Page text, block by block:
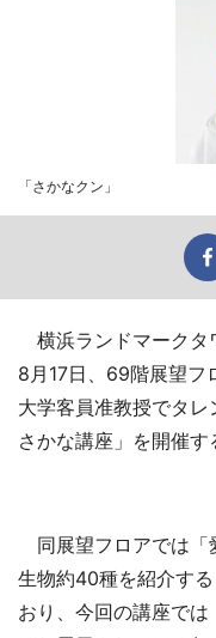
「さかなクン」
横浜ランドマークタ
8月17日、69階展望フ
大学客員准教授でタ
さかな講座」を開催す
同展望フロアでは「
生物約40種を紹介す
おり、今回の講座で